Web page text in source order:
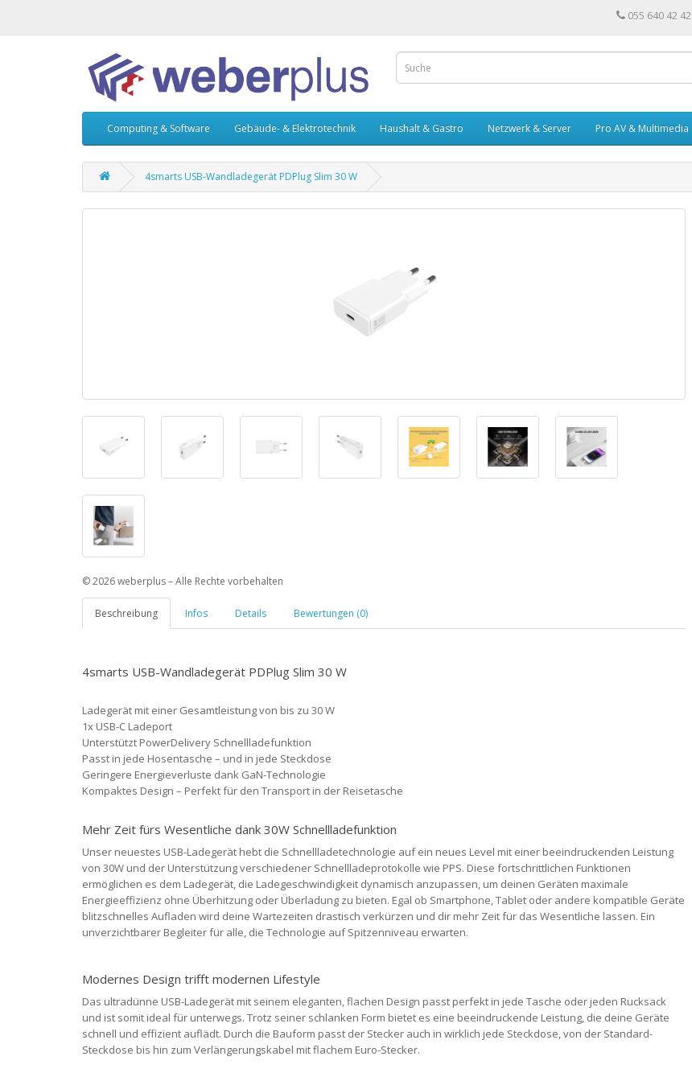
055 640 42 42
Computing & Software Gebäude- & Elektrotechnik Haushalt & Gastro Netzwerk & Server Pro AV & Multimedia
4smarts USB-Wandladegerät PDPlug Slim 30 W
© 2026 weberplus – Alle Rechte vorbehalten
Beschreibung Infos Details Bewertungen (0)
4smarts USB-Wandladegerät PDPlug Slim 30 W
Ladegerät mit einer Gesamtleistung von bis zu 30 W
1x USB-C Ladeport
Unterstützt PowerDelivery Schnellladefunktion
Passt in jede Hosentasche – und in jede Steckdose
Geringere Energieverluste dank GaN-Technologie
Kompaktes Design – Perfekt für den Transport in der Reisetasche
Mehr Zeit fürs Wesentliche dank 30W Schnellladefunktion
Unser neuestes USB-Ladegerät hebt die Schnellladetechnologie auf ein neues Level mit einer beeindruckenden Leistung
von 30W und der Unterstützung verschiedener Schnellladeprotokolle wie PPS. Diese fortschrittlichen Funktionen
ermöglichen es dem Ladegerät, die Ladegeschwindigkeit dynamisch anzupassen, um deinen Geräten maximale
Energieeffizienz ohne Überhitzung oder Überladung zu bieten. Egal ob Smartphone, Tablet oder andere kompatible Geräte
blitzschnelles Aufladen wird deine Wartezeiten drastisch verkürzen und dir mehr Zeit für das Wesentliche lassen. Ein
unverzichtbarer Begleiter für alle, die Technologie auf Spitzenniveau erwarten.
Modernes Design trifft modernen Lifestyle
Das ultradünne USB-Ladegerät mit seinem eleganten, flachen Design passt perfekt in jede Tasche oder jeden Rucksack
und ist somit ideal für unterwegs. Trotz seiner schlanken Form bietet es eine beeindruckende Leistung, die deine Geräte
schnell und effizient auflädt. Durch die Bauform passt der Stecker auch in wirklich jede Steckdose, von der Standard-
Steckdose bis hin zum Verlängerungskabel mit flachem Euro-Stecker.